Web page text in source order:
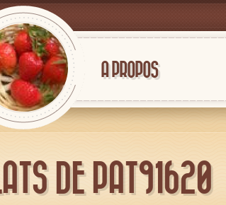
A PROPOS
DE PAT91620